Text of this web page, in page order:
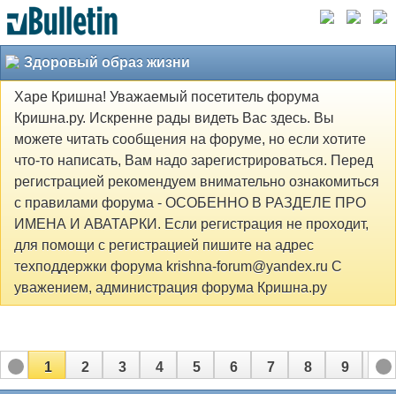
Здоровый образ жизни
Харе Кришна! Уважаемый посетитель форума
Кришна.ру. Искренне рады видеть Вас здесь. Вы
можете читать сообщения на форуме, но если хотите
что-то написать, Вам надо зарегистрироваться. Перед
регистрацией рекомендуем внимательно ознакомиться
с правилами форума - ОСОБЕННО В РАЗДЕЛЕ ПРО
ИМЕНА И АВАТАРКИ. Если регистрация не проходит,
для помощи с регистрацией пишите на адрес
техподдержки форума krishna-forum@yandex.ru С
уважением, администрация форума Кришна.ру
1 2 3 4 5 6 7 8 9 10